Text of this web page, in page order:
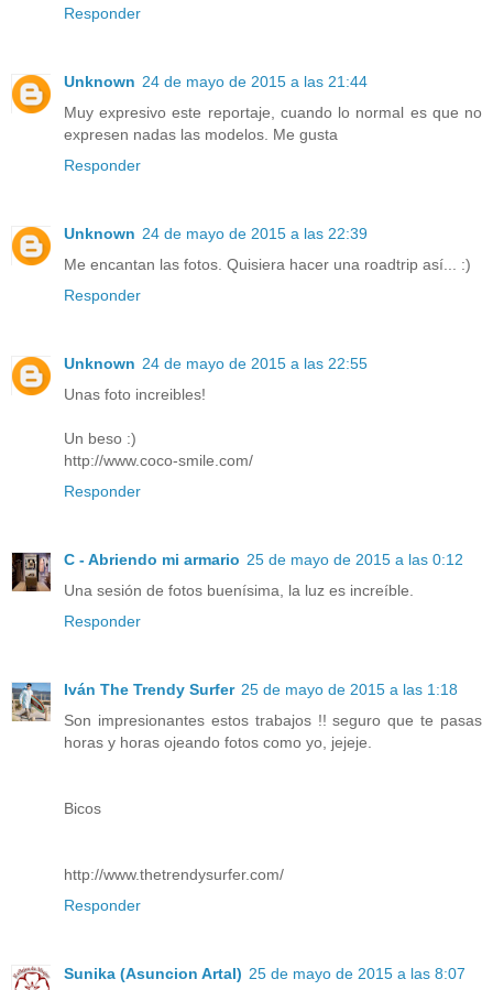
Responder
Unknown 24 de mayo de 2015 a las 21:44
Muy expresivo este reportaje, cuando lo normal es que no
expresen nadas las modelos. Me gusta
Responder
Unknown 24 de mayo de 2015 a las 22:39
Me encantan las fotos. Quisiera hacer una roadtrip así... :)
Responder
Unknown 24 de mayo de 2015 a las 22:55
Unas foto increibles!
Un beso :)
http://www.coco-smile.com/
Responder
C - Abriendo mi armario 25 de mayo de 2015 a las 0:12
Una sesión de fotos buenísima, la luz es increíble.
Responder
Iván The Trendy Surfer 25 de mayo de 2015 a las 1:18
Son impresionantes estos trabajos !! seguro que te pasas
horas y horas ojeando fotos como yo, jejeje.
Bicos
http://www.thetrendysurfer.com/
Responder
Sunika (Asuncion Artal) 25 de mayo de 2015 a las 8:07